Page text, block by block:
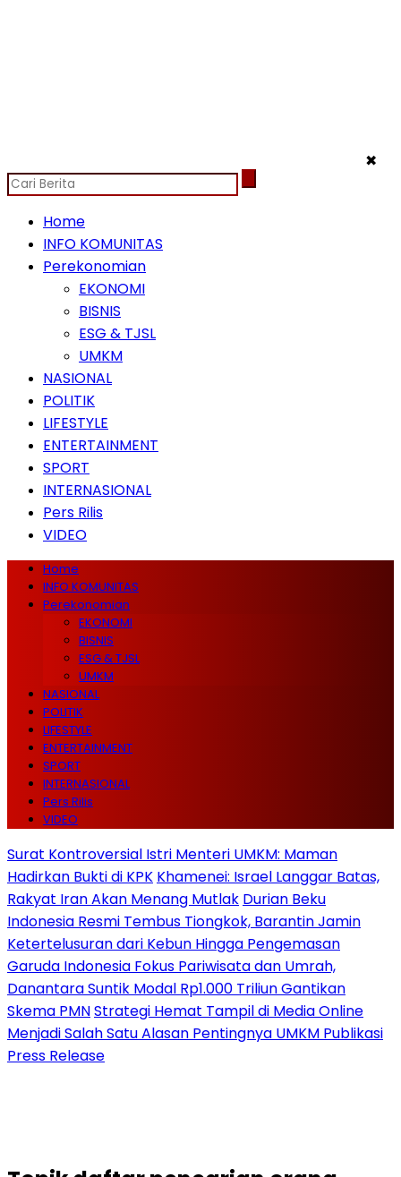
✖
Home
INFO KOMUNITAS
Perekonomian
EKONOMI
BISNIS
ESG & TJSL
UMKM
NASIONAL
POLITIK
LIFESTYLE
ENTERTAINMENT
SPORT
INTERNASIONAL
Pers Rilis
VIDEO
Home
INFO KOMUNITAS
Perekonomian
EKONOMI
BISNIS
ESG & TJSL
UMKM
NASIONAL
POLITIK
LIFESTYLE
ENTERTAINMENT
SPORT
INTERNASIONAL
Pers Rilis
VIDEO
Surat Kontroversial Istri Menteri UMKM: Maman
Hadirkan Bukti di KPK Khamenei: Israel Langgar Batas,
Rakyat Iran Akan Menang Mutlak Durian Beku
Indonesia Resmi Tembus Tiongkok, Barantin Jamin
Ketertelusuran dari Kebun Hingga Pengemasan
Garuda Indonesia Fokus Pariwisata dan Umrah,
Danantara Suntik Modal Rp1.000 Triliun Gantikan
Skema PMNStrategi Hemat Tampil di Media Online
Menjadi Salah Satu Alasan Pentingnya UMKM Publikasi
Press Release